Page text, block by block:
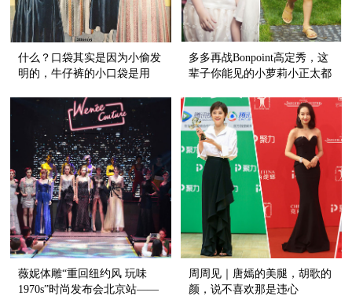
什么？口袋其实是因为小偷发
明的，牛仔裤的小口袋是用
多多再战Bonpoint高定秀，这
辈子你能见的小萝莉小正太都
薇妮体雕“重回纽约风 玩味
1970s”时尚发布会北京站——
周周见｜唐嫣的美腿，胡歌的
颜，说不喜欢那是违心